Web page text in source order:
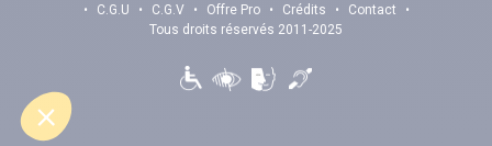
•
C.G.U • C.G.V • Offre Pro • Crédits • Contact
•
Tous droits réservés 2011-2025